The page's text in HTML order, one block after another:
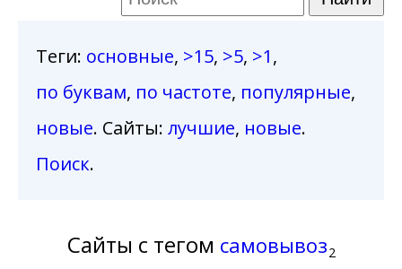
Теги: основные, >15, >5, >1,
по буквам, по частоте, популярные,
новые. Сайты: лучшие, новые.
Поиск.
Сайты с тегом самовывоз2